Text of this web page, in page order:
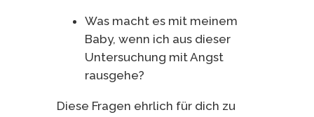
Was macht es mit meinem
Baby, wenn ich aus dieser
Untersuchung mit Angst
rausgehe?
Diese Fragen ehrlich für dich zu